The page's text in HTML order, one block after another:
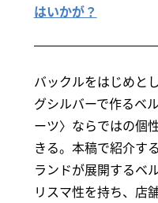
はいかが？
バックルをはじめと
グシルバーで作るベ
ーツ〉ならではの個
きる。本稿で紹介す
ランドが展開するベ
リスマ性を持ち、店